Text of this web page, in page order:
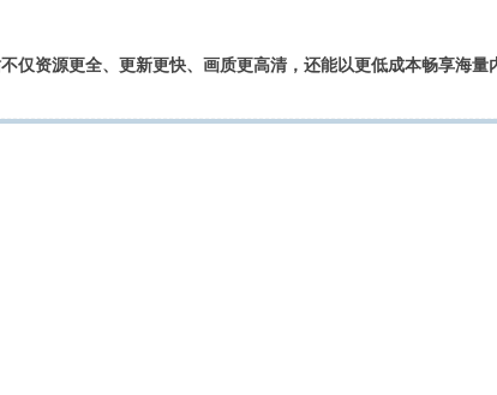
仅资源更全、更新更快、画质更高清，还能以更低成本畅享海量